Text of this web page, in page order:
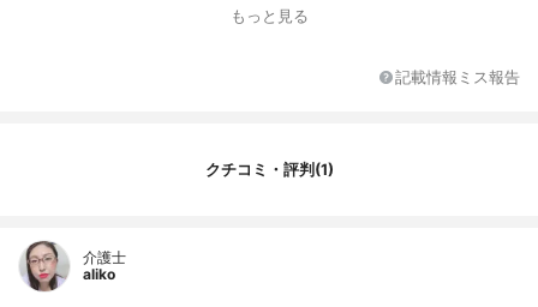
コン、ＢＧ、メトキシケイヒ酸エチルヘキ
ソノニル、グリセリン、ジステアルジモニ
ン、シリカ、（アクリレーツ／ジメチコ
もっと見る
記載情報ミス報告
クチコミ・評判(1)
介護士
aliko